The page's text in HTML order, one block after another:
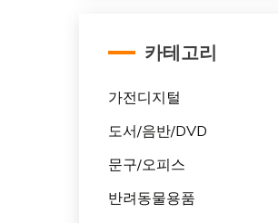
카테고리
가전디지털
도서/음반/DVD
문구/오피스
반려동물용품